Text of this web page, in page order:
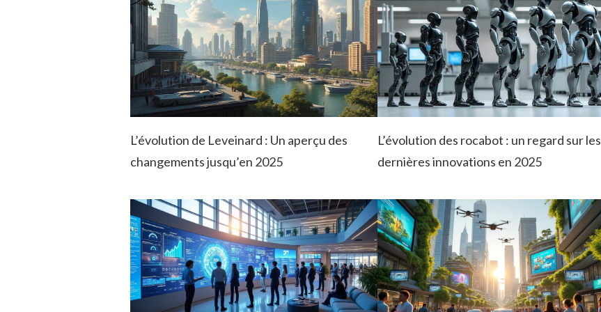
L’évolution de Leveinard : Un aperçu des
changements jusqu’en 2025
L’évolution des rocabot : un regard sur les
dernières innovations en 2025